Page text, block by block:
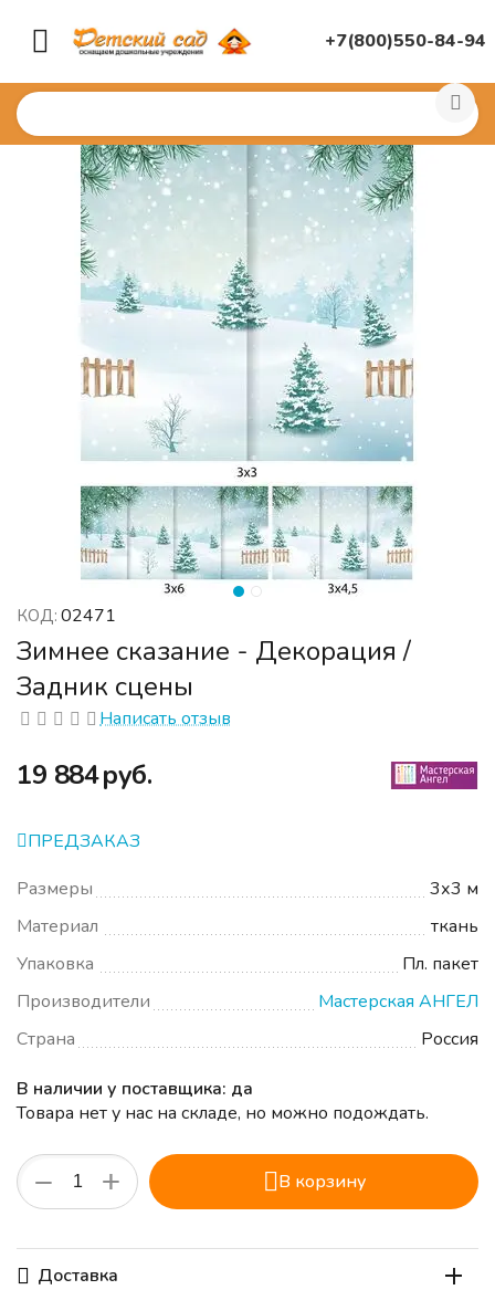
+7(800)550-84-94
Главная Занавесы и задники
КОД: 02471
Зимнее сказание - Декорация /
Задник сцены
Написать отзыв
‍19 884‍руб.
ПРЕДЗАКАЗ
Размеры
3х3 м
Материал
ткань
Упаковка
Пл. пакет
Производители
Мастерская АНГЕЛ
Страна
Россия
В наличии у поставщика: да
Товара нет у нас на складе, но можно подождать.
+
− В корзину
Доставка